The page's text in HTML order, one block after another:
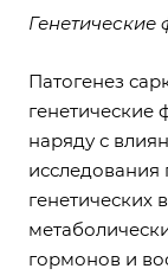
Патогенез
генетические
наряду с
генетических
гормонов и